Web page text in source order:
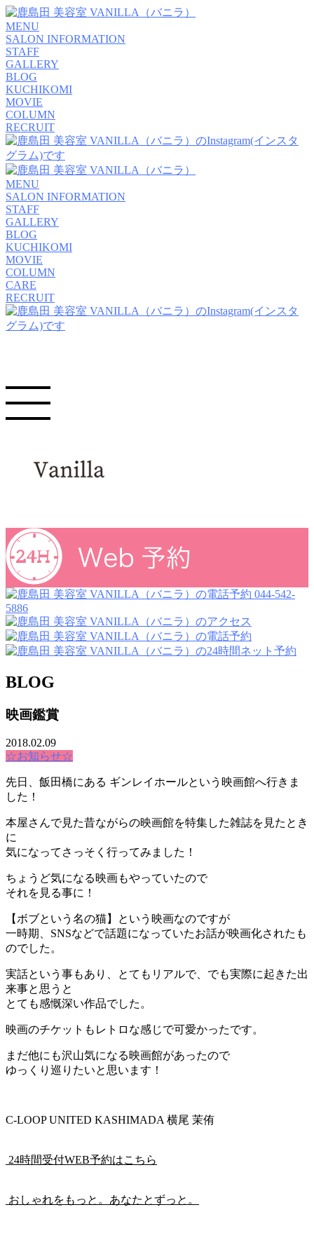
MENU
SALON INFORMATION
STAFF
GALLERY
BLOG
KUCHIKOMI
MOVIE
COLUMN
RECRUIT
MENU
SALON INFORMATION
STAFF
GALLERY
BLOG
KUCHIKOMI
MOVIE
COLUMN
CARE
RECRUIT
044-542-
5886
BLOG
映画鑑賞
2018.02.09
☆お知らせ☆
先日、飯田橋にある ギンレイホールという映画館へ行きま
した！
本屋さんで見た昔ながらの映画館を特集した雑誌を見たとき
に
気になってさっそく行ってみました！
ちょうど気になる映画もやっていたので
それを見る事に！
【ボブという名の猫】という映画なのですが
一時期、SNSなどで話題になっていたお話が映画化されたも
のでした。
実話という事もあり、とてもリアルで、でも実際に起きた出
来事と思うと
とても感慨深い作品でした。
映画のチケットもレトロな感じで可愛かったです。
まだ他にも沢山気になる映画館があったので
ゆっくり巡りたいと思います！
C-LOOP UNITED KASHIMADA 横尾 茉侑
24時間受付WEB予約はこちら
おしゃれをもっと。あなたとずっと。